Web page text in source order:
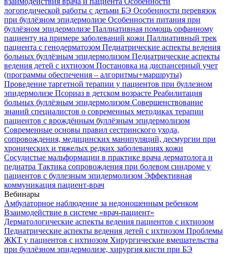
логопедической работы с детьми БЭ Особенности перевязок
при буллёзном эпидермолизе Особенности питания при
буллёзном эпидермолизе Паллиативная помощь орфанному
пациенту на примере заболеваний кожи Паллиативный трек
пациента с генодерматозом Педиатрические аспекты ведения
больных буллёзным эпидермолизом Педиатрические аспекты
ведения детей с ихтиозом Постановка на диспансерный учет
(программы обеспечения – алгоритмы+маршруты)
Проведение таргетной терапии у пациентов при буллезном
эпидермолизе Псориаз в детском возрасте Реабилитация
больных буллёзным эпидермолизом Совершенствование
знаний специалистов о современных методиках терапии
пациентов с врождённым буллёзным эпидермолизом
Современные основы правил сестринского ухода,
сопровождения, медицинских манипуляций, десмургии при
хронических и тяжелых редких заболеваниях кожи
Сосудистые мальформации в практике врача дерматолога и
педиатра Тактика сопровождения при болевом синдроме у
пациентов с буллезным эпидермолизом Эффективная
коммуникация пациент-врач
Вебинары
Амбулаторное наблюдение за недоношенным ребенком
Взаимодействие в системе «врач-пациент»
Дерматологические аспекты ведения пациентов с ихтиозом
Педиатрические аспекты ведения детей с ихтиозом Проблемы
ЖКТ у пациентов с ихтиозом Хирургические вмешательства
при буллёзном эпидермолизе, хирургия кисти при БЭ